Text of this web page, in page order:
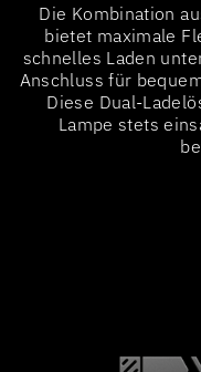
Die Kombination
bietet maximale
schnelles Laden
Anschluss für
Diese Dual-
Lampe stets